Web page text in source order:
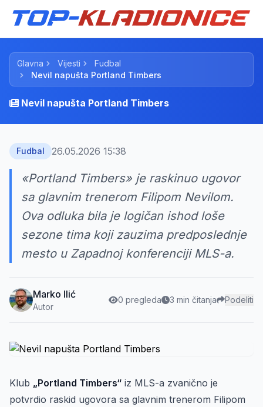
Glavna Vijesti
Fudbal
Nevil napušta Portland Timbers
Nevil napušta Portland Timbers
Fudbal 26.05.2026 15:38
«Portland Timbers» je raskinuo ugovor
sa glavnim trenerom Filipom Nevilom.
Ova odluka bila je logičan ishod loše
sezone tima koji zauzima predposlednje
mesto u Zapadnoj konferenciji MLS-a.
Marko Ilić
Autor
0 pregleda 3 min čitanja Podeliti
Klub „Portland Timbers“ iz MLS-a zvanično je
potvrdio raskid ugovora sa glavnim trenerom Filipom